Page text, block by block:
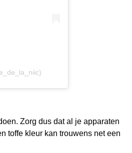
Zorg dus dat al je apparaten
toffe kleur kan trouwens net een